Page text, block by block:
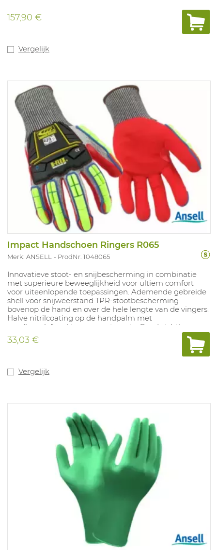
157,90 €
Vergelijk
Impact Handschoen Ringers R065
Merk: ANSELL ProdNr. 1048065
Innovatieve stoot- en snijbescherming in combinatie
met superieure beweeglijkheid voor ultiem comfort
voor uiteenlopende toepassingen. Ademende gebreide
shell voor snijweerstand TPR-stootbescherming
bovenop de hand en over de hele lengte van de vingers.
Halve nitrilcoating op de handpalm met
zandkorrelafwerking voor extra grip. Goed zichtbaar
voor extra veiligheid. Toppen van de wijs-, middelvinger
en duim zijn geschikt voor touchscreens. Superieure
33,03 €
Vergelijk